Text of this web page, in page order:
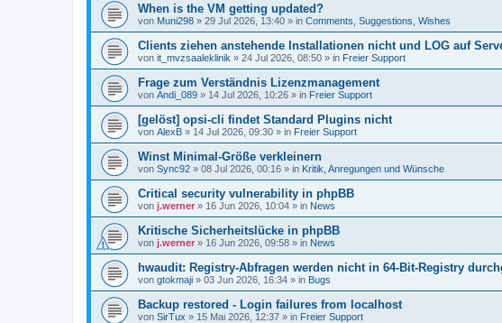
When is the VM getting updated?
von Muni298 » 29 Jul 2026, 13:40 » in Comments, Suggestions, Wishes
Clients ziehen anstehende Installationen nicht und LOG auf
von it_mvzsaaleklinik » 24 Jul 2026, 08:50 » in Freier Support
Frage zum Verständnis Lizenzmanagement
von Andi_089 » 14 Jul 2026, 10:26 » in Freier Support
[gelöst] opsi-cli findet Standard Plugins nicht
von AlexB » 14 Jul 2026, 09:30 » in Freier Support
Winst Minimal-Größe verkleinern
von Sync92 » 08 Jul 2026, 00:16 » in Kritik, Anregungen und Wünsche
Critical security vulnerability in phpBB
von j.werner » 16 Jun 2026, 10:04 » in News
Kritische Sicherheitslücke in phpBB
von j.werner » 16 Jun 2026, 09:58 » in News
hwaudit: Registry-Abfragen werden nicht in 64-Bit-Registry
von gtokmaji » 03 Jun 2026, 16:34 » in Bugs
Backup restored - Login failures from localhost
von SirTux » 15 Mai 2026, 12:37 » in Freier Support